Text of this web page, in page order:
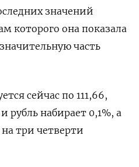
значений
которого она показала
часть
сейчас по 111,66,
рубль набирает 0,1%, а
три четверти